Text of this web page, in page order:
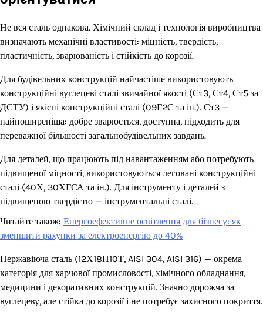
Не вся сталь однакова. Хімічний склад і технологія виробництва
визначають механічні властивості: міцність, твердість,
пластичність, зварюваність і стійкість до корозії.
Для будівельних конструкцій найчастіше використовують
конструкційні вуглецеві сталі звичайної якості (Ст3, Ст4, Ст5 за
ДСТУ) і якісні конструкційні сталі (09Г2С та ін.). Ст3 —
найпоширеніша: добре зварюється, доступна, підходить для
переважної більшості загальнобудівельних завдань.
Для деталей, що працюють під навантаженням або потребують
підвищеної міцності, використовуються леговані конструкційні
сталі (40Х, 30ХГСА та ін.). Для інструменту і деталей з
підвищеною твердістю — інструментальні сталі.
Читайте також: Енергоефективне освітлення для бізнесу: як
зменшити рахунки за електроенергію до 40%
Нержавіюча сталь (12Х18Н10Т, AISI 304, AISI 316) — окрема
категорія для харчової промисловості, хімічного обладнання,
медицини і декоративних конструкцій. Значно дорожча за
вуглецеву, але стійка до корозії і не потребує захисного покриття.